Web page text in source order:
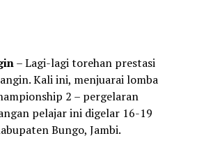
– Lagi-lagi torehan prestasi
Kali ini, menjuarai lomba
2 – pergelaran
pelajar ini digelar 16-19
Bungo, Jambi.